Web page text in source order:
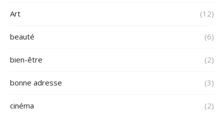
Art (12)
beauté (6)
bien-être (2)
bonne adresse (3)
cinéma (2)